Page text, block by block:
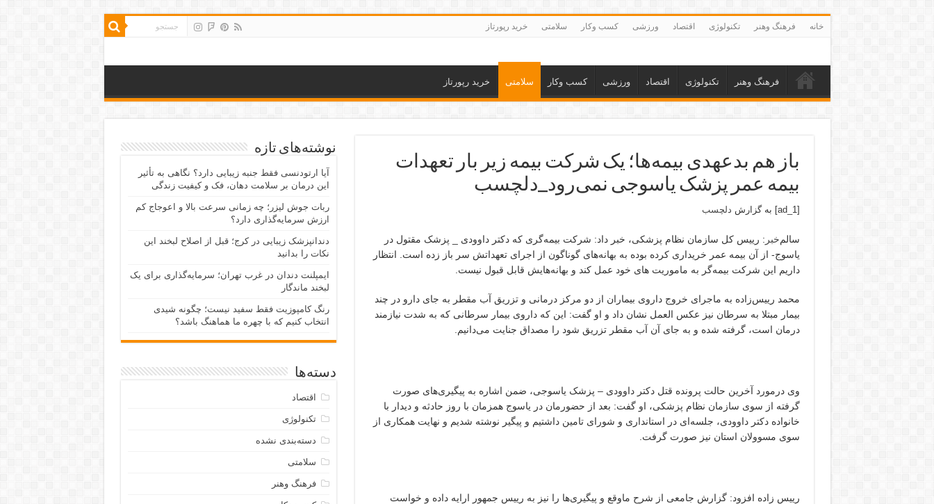
خانه فرهنگ وهنر تکنولوژی اقتصاد ورزشی کسب وکار سلامتی خرید رپورتاز
فرهنگ وهنر تکنولوژی اقتصاد ورزشی کسب وکار سلامتی خرید رپورتاز
باز هم بدعهدی بیمه‌ها؛ یک شرکت بیمه‌ زیر بار تعهدات
بیمه عمر پزشک یاسوجی نمی‌رود_دلچسب
[ad_1] به گزارش دلچسب
سالم‌خبر : رییس کل سازمان نظام پزشکی، خبر داد: شرکت بیمه‌گری که دکتر داوودی _ پزشک مقتول در
یاسوج- از آن بیمه عمر خریداری کرده بوده به بهانه‌های گوناگون از اجرای تعهداتش سر باز زده است. انتظار
داریم این شرکت بیمه‌گر به ماموریت های خود عمل کند و بهانه‌هایش قابل قبول نیست.
محمد رییس‌زاده به ماجرای خروج داروی بیماران از دو مرکز درمانی و تزریق آب مقطر به جای دارو در چند
بیمار مبتلا به سرطان نیز عکس العمل نشان داد و او گفت: این که داروی بیمار سرطانی که به شدت نیازمند
درمان است، گرفته شده و به جای آن آب مقطر تزریق شود را مصداق جنایت می‌دانیم.
وی درمورد آخرین حالت پرونده قتل دکتر داوودی – پزشک یاسوجی، ضمن اشاره به پیگیری‌های صورت
گرفته از سوی سازمان نظام پزشکی، او گفت: بعد از حضورمان در یاسوج همزمان با روز حادثه و دیدار با
خانواده دکتر داوودی، جلسه‌ای در استانداری و شورای تامین داشتیم و پیگیر نوشته شدیم و نهایت همکاری از
سوی مسوولان استان نیز صورت گرفت.
رییس زاده افزود: گزارش جامعی از شرح ماوقع و پیگیری‌ها را نیز به رییس جمهور ارایه داده و خواست
نوشته‌های تازه
آیا ارتودنسی فقط جنبه زیبایی دارد؟ نگاهی به تأثیر
این درمان بر سلامت دهان، فک و کیفیت زندگی
ربات جوش لیزر؛ چه زمانی سرعت بالا و اعوجاج کم
ارزش سرمایه‌گذاری دارد؟
دندانپزشک زیبایی در کرج؛ قبل از اصلاح لبخند این
نکات را بدانید
ایمپلنت دندان در غرب تهران؛ سرمایه‌گذاری برای یک
لبخند ماندگار
رنگ کامپوزیت فقط سفید نیست؛ چگونه شیدی
انتخاب کنیم که با چهره ما هماهنگ باشد؟
دسته‌ها
اقتصاد
تکنولوژی
دسته‌بندی نشده
سلامتی
فرهنگ وهنر